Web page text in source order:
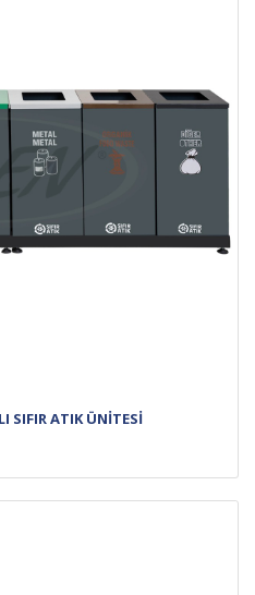
SIFIR ATIK ÜNİTESİ